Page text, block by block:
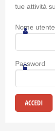
tue attività
Nome
Password